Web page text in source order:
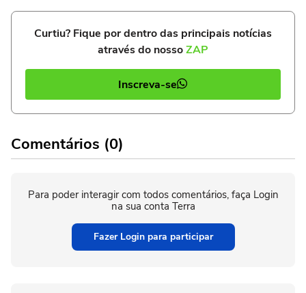
Curtiu? Fique por dentro das principais notícias
através do nossoZAP
Inscreva-se
Comentários (0)
Para poder interagir com todos comentários, faça Login
na sua conta Terra
Fazer Login para participar